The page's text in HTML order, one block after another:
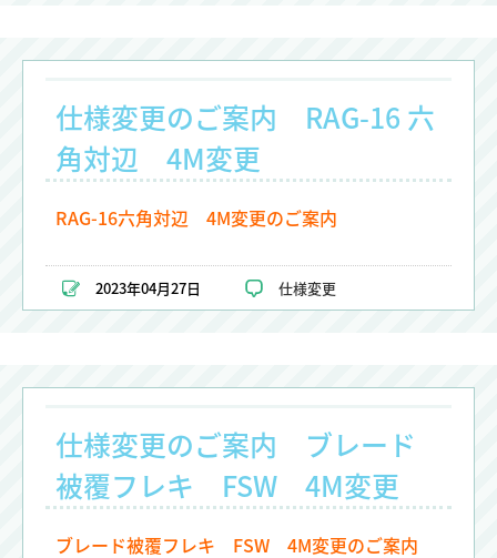
仕様変更のご案内 RAG-16 六
角対辺 4M変更
RAG-16六角対辺 4M変更のご案内
2023年04月27日 仕様変更
仕様変更のご案内 ブレード
被覆フレキ FSW 4M変更
ブレード被覆フレキ FSW 4M変更のご案内